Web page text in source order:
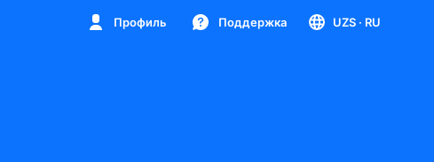
Профиль Поддержка UZS · RU